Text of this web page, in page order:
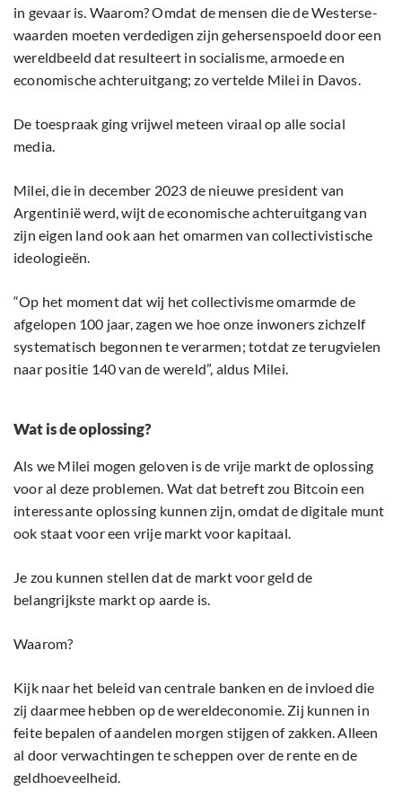
in gevaar is. Waarom? Omdat de mensen die de Westerse-
waarden moeten verdedigen zijn gehersenspoeld door een
wereldbeeld dat resulteert in socialisme, armoede en
economische achteruitgang; zo vertelde Milei in Davos.
De toespraak ging vrijwel meteen viraal op alle social
media.
Milei, die in december 2023 de nieuwe president van
Argentinië werd, wijt de economische achteruitgang van
zijn eigen land ook aan het omarmen van collectivistische
ideologieën.
“Op het moment dat wij het collectivisme omarmde de
afgelopen 100 jaar, zagen we hoe onze inwoners zichzelf
systematisch begonnen te verarmen; totdat ze terugvielen
naar positie 140 van de wereld”, aldus Milei.
Wat is de oplossing?
Als we Milei mogen geloven is de vrije markt de oplossing
voor al deze problemen. Wat dat betreft zou Bitcoin een
interessante oplossing kunnen zijn, omdat de digitale munt
ook staat voor een vrije markt voor kapitaal.
Je zou kunnen stellen dat de markt voor geld de
belangrijkste markt op aarde is.
Waarom?
Kijk naar het beleid van centrale banken en de invloed die
zij daarmee hebben op de wereldeconomie. Zij kunnen in
feite bepalen of aandelen morgen stijgen of zakken. Alleen
al door verwachtingen te scheppen over de rente en de
geldhoeveelheid.